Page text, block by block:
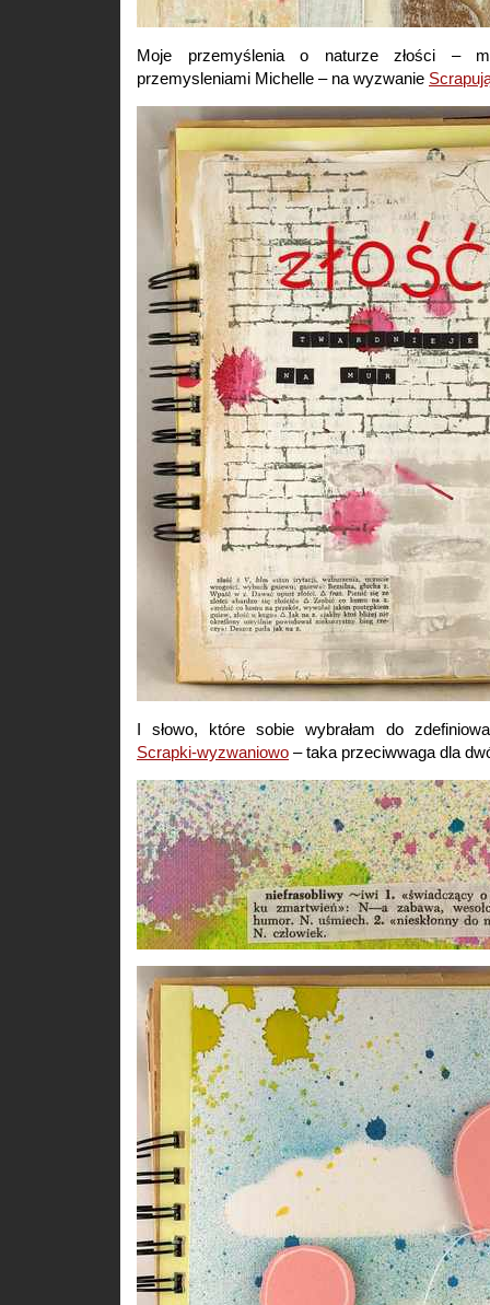
Moje przemyślenia o naturze złości –
przemysleniami Michelle – na wyzwanie
I słowo, które sobie wybrałam do
Scrapki-wyzwaniowo – taka przeciwwaga dla